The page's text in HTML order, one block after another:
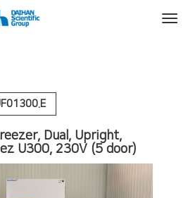
Dual, Upright,
U300, 230V (5 door)